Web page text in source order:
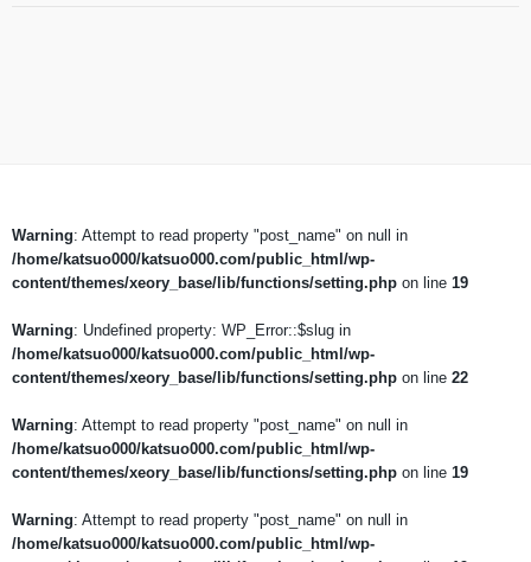
Warning: Attempt to read property "post_name" on null in
/home/katsuo000/katsuo000.com/public_html/wp-
content/themes/xeory_base/lib/functions/setting.php on line 19
Warning: Undefined property: WP_Error::$slug in
/home/katsuo000/katsuo000.com/public_html/wp-
content/themes/xeory_base/lib/functions/setting.php on line 22
Warning: Attempt to read property "post_name" on null in
/home/katsuo000/katsuo000.com/public_html/wp-
content/themes/xeory_base/lib/functions/setting.php on line 19
Warning: Attempt to read property "post_name" on null in
/home/katsuo000/katsuo000.com/public_html/wp-